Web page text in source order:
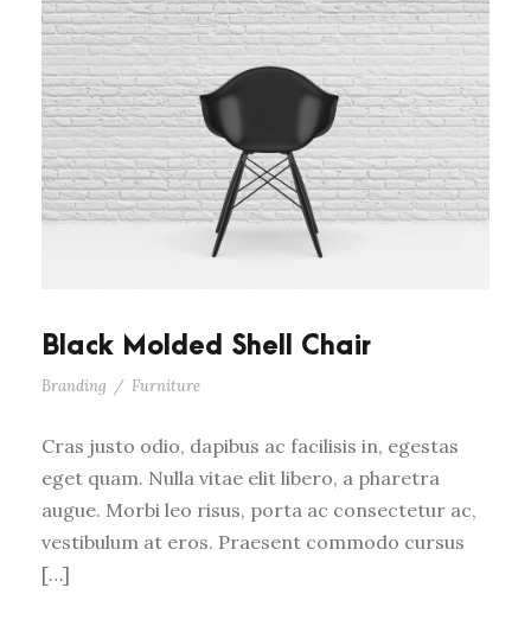
Black Molded Shell Chair
Branding / Furniture
Cras justo odio, dapibus ac facilisis in, egestas
eget quam. Nulla vitae elit libero, a pharetra
augue. Morbi leo risus, porta ac consectetur ac,
vestibulum at eros. Praesent commodo cursus
[…]